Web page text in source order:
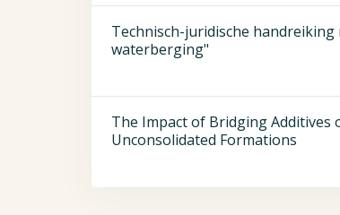
Technisch-juridische
waterberging"
The Impact of Bridging
Unconsolidated Formations